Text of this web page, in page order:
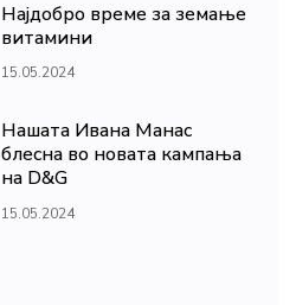
Најдобро време за земање
витамини
15.05.2024
Нашата Ивана Манас
блесна во новата кампања
на D&G
15.05.2024